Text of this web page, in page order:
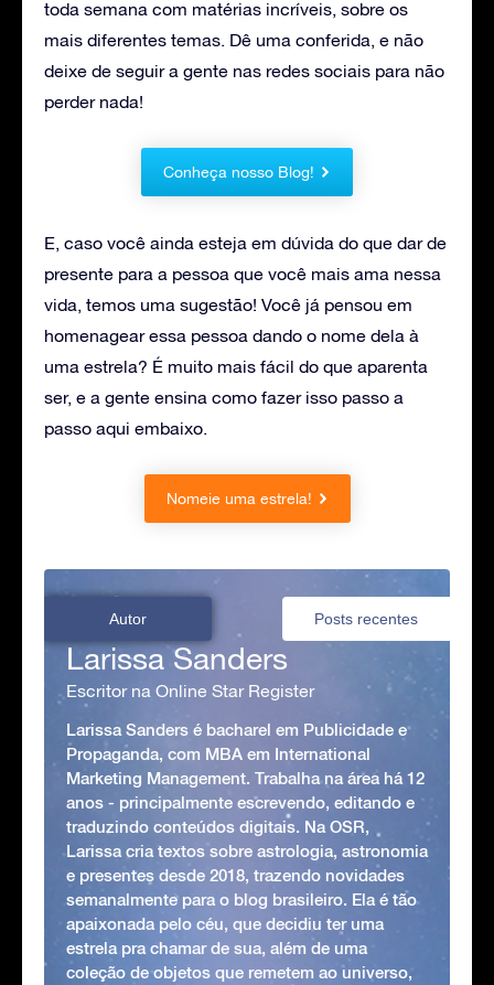
toda semana com matérias incríveis, sobre os
mais diferentes temas. Dê uma conferida, e não
deixe de seguir a gente nas redes sociais para não
perder nada!
Conheça nosso Blog!
E, caso você ainda esteja em dúvida do que dar de
presente para a pessoa que você mais ama nessa
vida, temos uma sugestão! Você já pensou em
homenagear essa pessoa dando o nome dela à
uma estrela? É muito mais fácil do que aparenta
ser, e a gente ensina como fazer isso passo a
passo aqui embaixo.
Nomeie uma estrela!
Autor Posts recentes
Larissa Sanders
Escritor na Online Star Register
Larissa Sanders é bacharel em Publicidade e
Propaganda, com MBA em International
Marketing Management. Trabalha na área há 12
anos - principalmente escrevendo, editando e
traduzindo conteúdos digitais. Na OSR,
Larissa cria textos sobre astrologia, astronomia
e presentes desde 2018, trazendo novidades
semanalmente para o blog brasileiro. Ela é tão
apaixonada pelo céu, que decidiu ter uma
estrela pra chamar de sua, além de uma
coleção de objetos que remetem ao universo,